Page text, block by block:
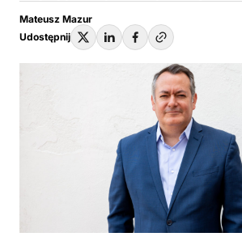
Mateusz Mazur
Udostępnij